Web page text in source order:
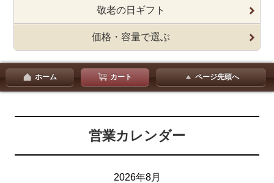
敬老の日ギフト
価格・容量で選ぶ
ホーム カート ページ先頭へ
営業カレンダー
2026年8月